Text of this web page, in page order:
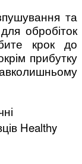
та
обробіток
крок до
прибутку
Healthy